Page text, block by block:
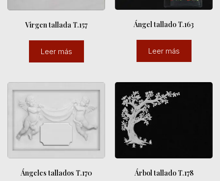
Virgen tallada T.157
Leer más
Ángel tallado T.163
Leer más
Ángeles tallados T.170 Árbol tallado T.178